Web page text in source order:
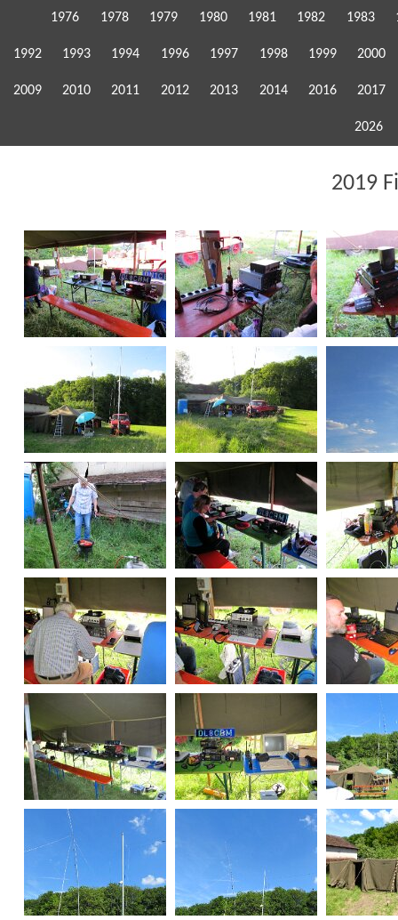
1976 1978 1979 1980 1981 1982 1983
1992 1993 1994 1996 1997 1998 1999 2000
2009 2010 2011 2012 2013 2014 2016 2017
2026
2019